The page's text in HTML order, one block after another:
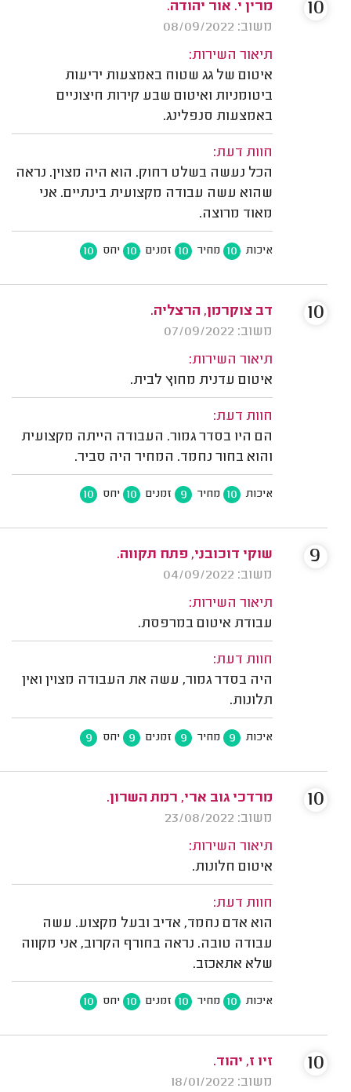
מרין י. אור יהודה.
משוב: 08/09/2022
תיאור השירות:
איטום של גג שטוח באמצעות יריעות
ביטומניות ואיטום שבע קירות חיצוניים
באמצעות סנפלינג.
חוות דעת:
הכל נעשה בשלט רחוק. הוא היה מצוין. נראה
שהוא עשה עבודה מקצועית בינתיים. אני
מאוד מרוצה.
איכות 10 מחיר 10 זמנים 10 יחס 10
10
דב צוקרמן, הרצליה.
משוב: 07/09/2022
תיאור השירות:
איטום עדנית מחוץ לבית.
חוות דעת:
הם היו בסדר גמור. העבודה הייתה מקצועית
והוא בחור נחמד. המחיר היה סביר.
איכות 10 מחיר 9 זמנים 10 יחס 10
10
שוקי דוכובני, פתח תקווה.
משוב: 04/09/2022
תיאור השירות:
עבודת איטום במרפסת.
חוות דעת:
היה בסדר גמור, עשה את העבודה מצוין ואין
תלונות.
איכות 9 מחיר 9 זמנים 9 יחס 9
9
מרדכי גוב ארי, רמת השרון.
משוב: 23/08/2022
תיאור השירות:
איטום חלונות.
חוות דעת:
הוא אדם נחמד, אדיב ובעל מקצוע. עשה
עבודה טובה. נראה בחורף הקרוב, אני מקווה
שלא אתאכזב.
איכות 10 מחיר 10 זמנים 10 יחס 10
10
זיו ז, יהוד.
משוב: 18/01/2022
10